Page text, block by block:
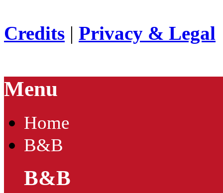
Credits | Privacy & Legal
Menu
Home
B&B
B&B